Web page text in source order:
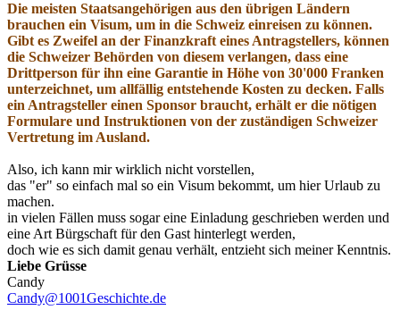
Die meisten Staatsangehörigen aus den übrigen Ländern
brauchen ein Visum, um in die Schweiz einreisen zu können.
Gibt es Zweifel an der Finanzkraft eines Antragstellers, können
die Schweizer Behörden von diesem verlangen, dass eine
Drittperson für ihn eine Garantie in Höhe von 30'000 Franken
unterzeichnet, um allfällig entstehende Kosten zu decken. Falls
ein Antragsteller einen Sponsor braucht, erhält er die nötigen
Formulare und Instruktionen von der zuständigen Schweizer
Vertretung im Ausland.
Also, ich kann mir wirklich nicht vorstellen,
das "er" so einfach mal so ein Visum bekommt, um hier Urlaub zu
machen.
in vielen Fällen muss sogar eine Einladung geschrieben werden und
eine Art Bürgschaft für den Gast hinterlegt werden,
doch wie es sich damit genau verhält, entzieht sich meiner Kenntnis.
Liebe Grüsse
Candy
Candy@1001Geschichte.de